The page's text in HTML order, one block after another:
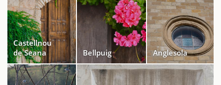
Castellnou
de Seana
Bellpuig Anglesola